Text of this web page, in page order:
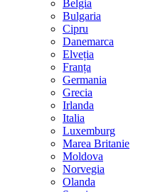
Belgia
Bulgaria
Cipru
Danemarca
Elveția
Franța
Germania
Grecia
Irlanda
Italia
Luxemburg
Marea Britanie
Moldova
Norvegia
Olanda